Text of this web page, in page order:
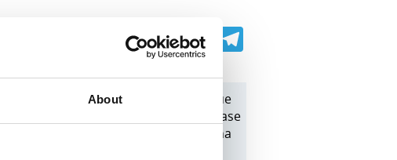
About
Facebook
Twitter
adiada a actividade "Castaña que
este sábado, 14 de outubro. Trátase
Proximamente será anunciada unha